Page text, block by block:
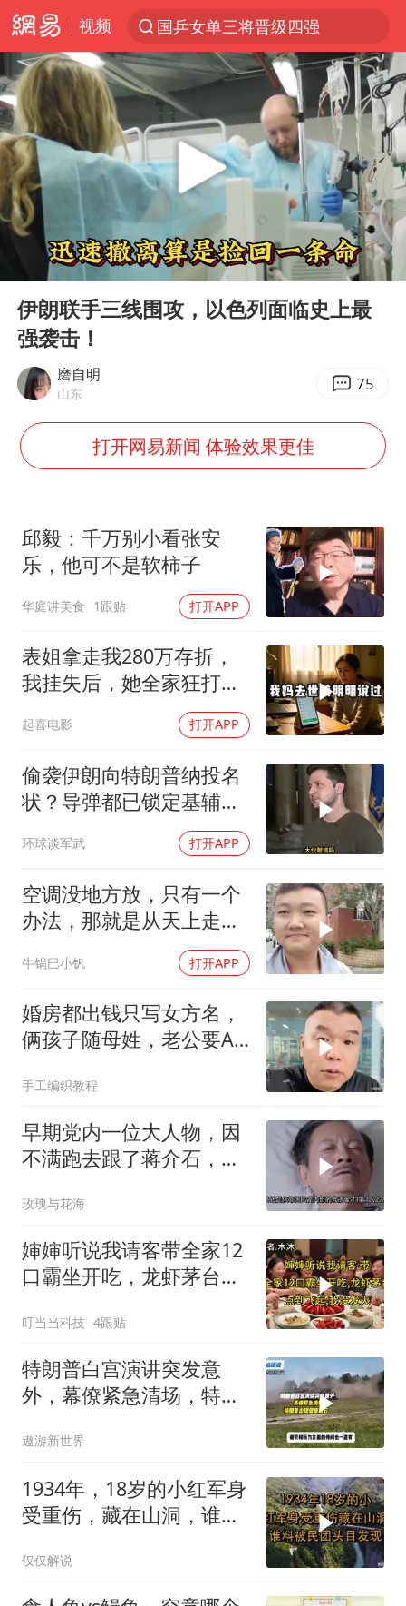
视频
国乒女单三将晋级四强
光影经济撬动暑期消费新蓝海
浙江上海等地有大雨或暴雨
新疆优化调整景区内自驾服务费
微信又有新功能，你可以“撤回”你的撤回了！
“新疆的交警怎么个个像我妈”
情侣平潭拍日出坠崖1死1伤
上四休三，但降薪1000元，你接受吗？
西湖突现狂风暴雨 游客瞬间被浇透
白海豚将正面袭击贯穿浙江
郑丽文：台湾从来没有“独立”过
几元成本的AI广告导致千万市值蒸发
酒店回应车内过夜被收150元
商场现钱学森巨幅海报 负责人回应
杭州全市有序停课
乐享全民健身 共筑健康中国
Play
00:00 05:02
伊朗联手三线围攻，以色列面临史上最
强袭击！
磨自明
山东 75
打开网易新闻 体验效果更佳
邱毅：千万别小看张安
乐，他可不是软柿子
华庭讲美食 1跟贴 打开APP
表姐拿走我280万存折，
我挂失后，她全家狂打
起喜电影 打开APP
偷袭伊朗向特朗普纳投名
状？导弹都已锁定基辅才
火速道歉，泽连斯基这场
豪赌到底有多疯？
环球谈军武 打开APP
空调没地方放，只有一个
办法，那就是从天上走，
牛锅巴小钒 打开APP
婚房都出钱只写女方名，
俩孩子随母姓，老公要AA
手工编织教程
早期党内一位大人物，因
不满跑去跟了蒋介石，不
玫瑰与花海
婶婶听说我请客带全家12
口霸坐开吃，龙虾茅台点
叮当当科技 4跟贴
特朗普白宫演讲突发意
外，幕僚紧急清场，特朗
遨游新世界
1934年，18岁的小红军身
受重伤，藏在山洞，谁料
仅仅解说